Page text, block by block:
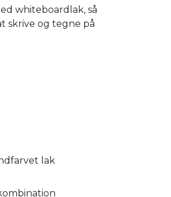
whiteboardlak, så
skrive og tegne på
lak